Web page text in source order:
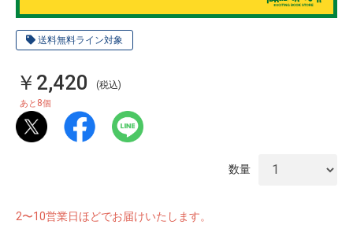
送料無料ライン対象
￥2,420 (税込)
あと 8個
数量
2〜10営業日ほどでお届けいたします。